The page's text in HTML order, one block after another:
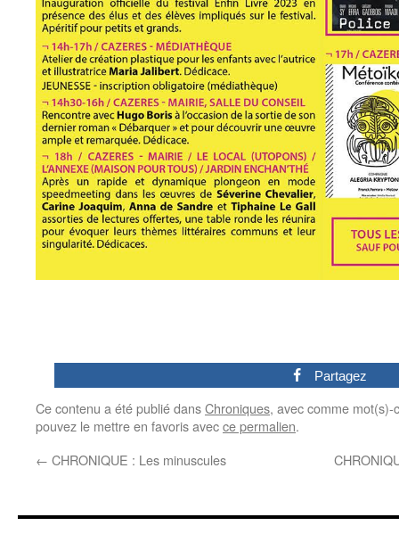
Partagez
Ce contenu a été publié dansChroniques, avec comme
pouvez le mettre en favoris avecce permalien.
← CHRONIQUE : Les minuscules